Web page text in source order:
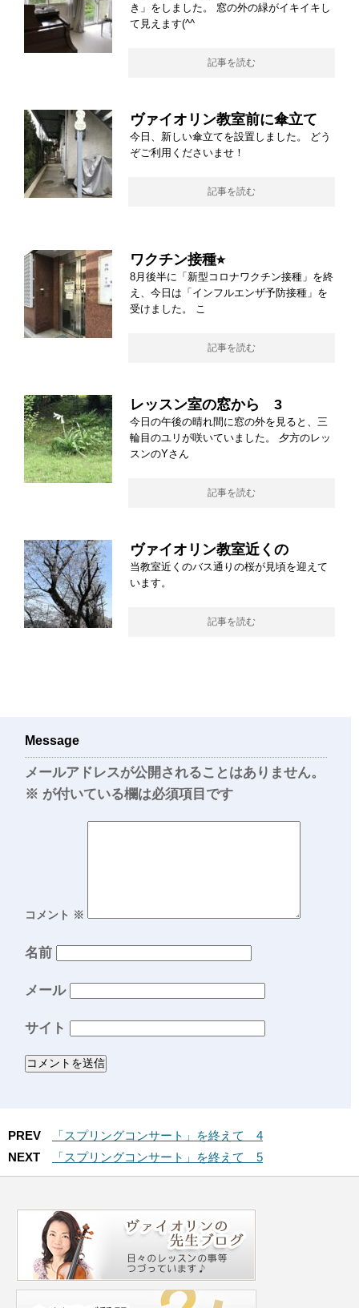
き」をしました。 窓の外の緑がイキイキし
て見えます(^^
記事を読む
ヴァイオリン教室前に傘立て
今日、新しい傘立てを設置しました。 どう
ぞご利用くださいませ！
記事を読む
ワクチン接種⭐︎
8月後半に「新型コロナワクチン接種」を終
え、今日は「インフルエンザ予防接種」を
受けました。 こ
記事を読む
レッスン室の窓から 3
今日の午後の晴れ間に窓の外を見ると、三
輪目のユリが咲いていました。 夕方のレッ
スンのYさん
記事を読む
ヴァイオリン教室近くの
当教室近くのバス通りの桜が見頃を迎えて
います。
記事を読む
Message
メールアドレスが公開されることはありません。
※ が付いている欄は必須項目です
コメント ※
名前
メール
サイト
PREV
「スプリングコンサート」を終えて 4
NEXT
「スプリングコンサート」を終えて 5